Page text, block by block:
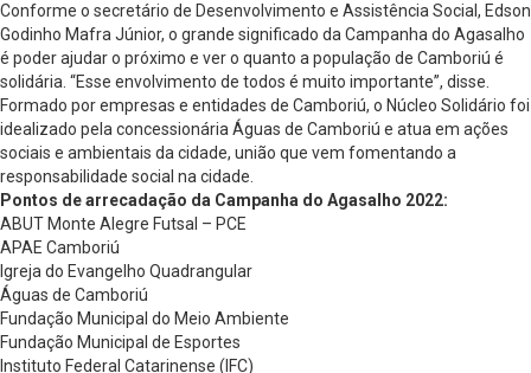
Conforme o secretário de Desenvolvimento e Assistência Social, Edson
Godinho Mafra Júnior, o grande significado da Campanha do Agasalho
é poder ajudar o próximo e ver o quanto a população de Camboriú é
solidária. “Esse envolvimento de todos é muito importante”, disse.
Formado por empresas e entidades de Camboriú, o Núcleo Solidário foi
idealizado pela concessionária Águas de Camboriú e atua em ações
sociais e ambientais da cidade, união que vem fomentando a
responsabilidade social na cidade.
Pontos de arrecadação da Campanha do Agasalho 2022:
ABUT Monte Alegre Futsal – PCE
APAE Camboriú
Igreja do Evangelho Quadrangular
Águas de Camboriú
Fundação Municipal do Meio Ambiente
Fundação Municipal de Esportes
Instituto Federal Catarinense (IFC)